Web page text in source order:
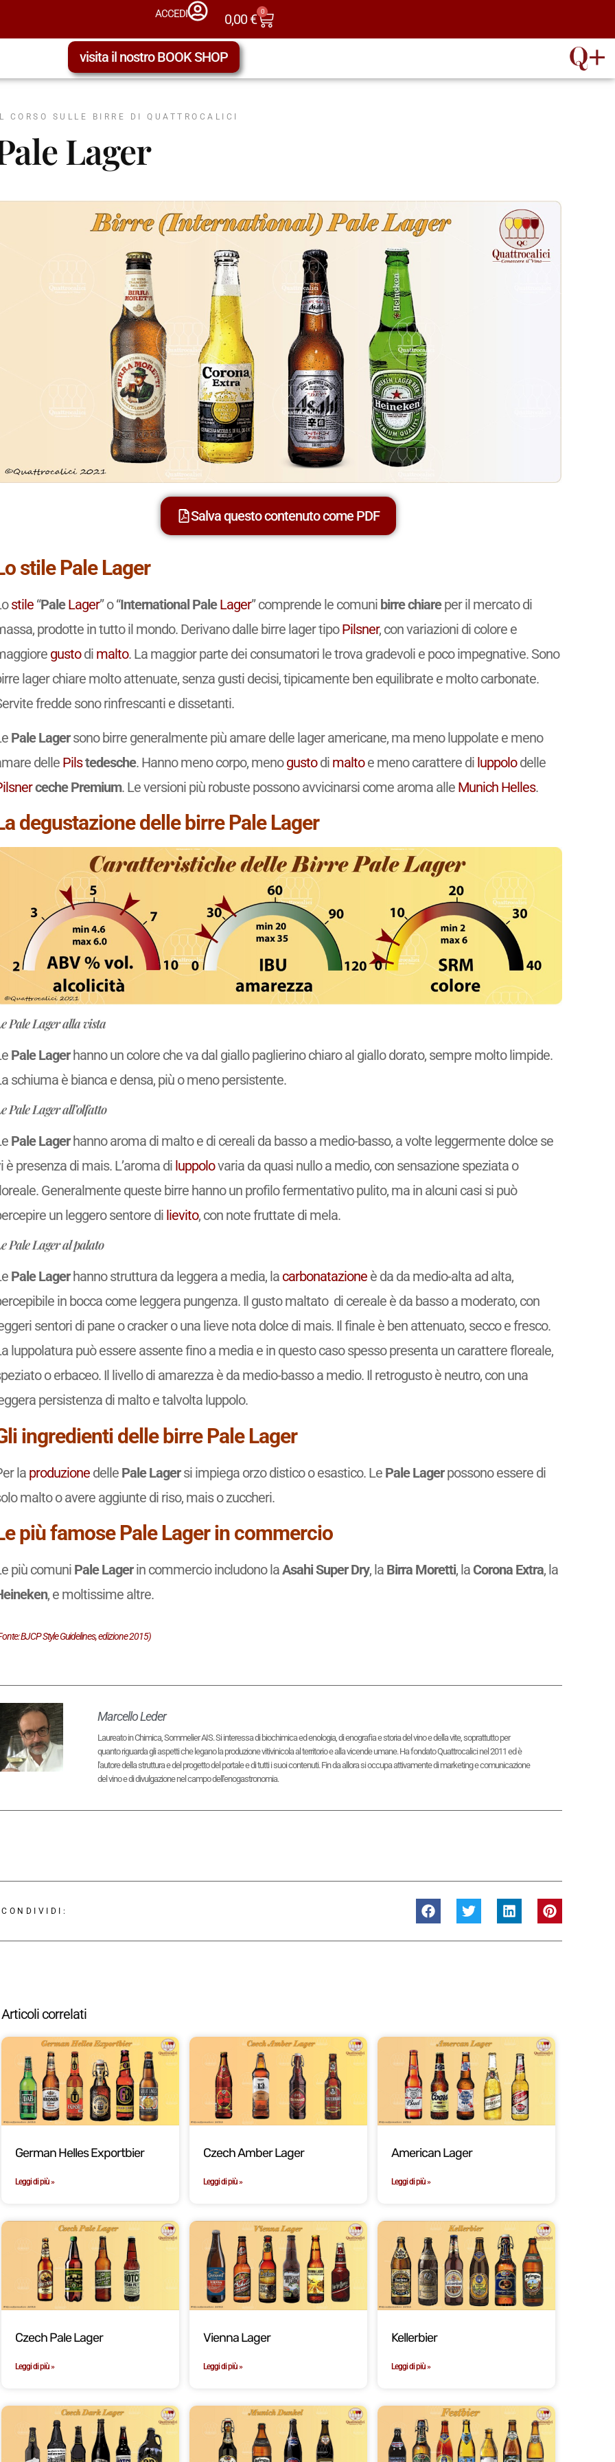
ACCEDI 0,00€ 0
visita il nostro BOOK SHOP
CORSO SULLE BIRRE DI QUATTROCALICI
Lager
Salva questo contenuto come PDF
stile Pale Lager
stile “PaleLager” o “International PaleLager” comprende le comuni birre chiareper il mercato di
prodotte in tutto il mondo. Derivano dalle birre lager tipoPilsner, con variazioni di colore e
gustodi malto. La maggior parte dei consumatori le trova gradevoli e poco impegnative. Sono
lager chiare molto attenuate, senza gusti decisi, tipicamente ben equilibrate e molto carbonate.
fredde sono rinfrescanti e dissetanti.
Pale Lagersono birre generalmente più amare delle lager americane, ma meno luppolate e meno
delle Pilstedesche. Hanno meno corpo, menogustodi maltoe meno carattere di luppolodelle
ceche Premium. Le versioni più robuste possono avvicinarsi come aroma alle Munich Helles.
degustazione delle birre Pale Lager
Pale Lager alla vista
Pale Lagerhanno un colore che va dal giallo paglierino chiaro al giallo dorato, sempre molto limpide.
schiuma è bianca e densa, più o meno persistente.
Pale Lager all’olfatto
Pale Lagerhanno aroma di malto e di cereali da basso a medio-basso, a volte leggermente dolce se
è presenza di mais. L’aroma di luppolovaria da quasi nullo a medio, con sensazione speziata o
Generalmente queste birre hanno un profilo fermentativo pulito, ma in alcuni casi si può
un leggero sentore di lievito, con note fruttate di mela.
Pale Lager al palato
Pale Lagerhanno struttura da leggera a media, la carbonatazione è da da medio-alta ad alta,
in bocca come leggera pungenza. Il gusto maltato di cereale è da basso a moderato, con
sentori di pane o cracker o una lieve nota dolce di mais. Il finale è ben attenuato, secco e fresco.
luppolatura può essere assente fino a media e in questo caso spesso presenta un carattere floreale,
o erbaceo. Il livello di amarezza è da medio-basso a medio. Il retrogusto è neutro, con una
persistenza di malto e talvolta luppolo.
ingredienti delle birre Pale Lager
la produzione delle Pale Lagersi impiega orzo distico o esastico. Le Pale Lagerpossono essere di
malto o avere aggiunte di riso, mais o zuccheri.
più famose Pale Lager in commercio
più comuni Pale Lagerin commercio includono laAsahi Super Dry, la Birra Moretti, la Corona Extra, la
, e moltissime altre.
BJCP Style Guidelines, edizione 2015)
Marcello Leder
Laureato in Chimica, Sommelier AIS. Si interessa di biochimica ed enologia, di enografia e storia del vino e della vite, soprattutto per
quanto riguarda gli aspetti che legano la produzione vitivinicola al territorio e alla vicende umane. Ha fondato Quattrocalici nel 2011 ed è
l'autore della struttura e del progetto del portale e di tutti i suoi contenuti. Fin da allora si occupa attivamente di marketing e comunicazione
del vino e di divulgazione nel campo dell'enogastronomia.
CONDIVIDI:
Articoli correlati
German Helles Exportbier
Leggi di più »
Czech Amber Lager
Leggi di più »
American Lager
Leggi di più »
Czech Pale Lager
Leggi di più »
Vienna Lager
Leggi di più »
Kellerbier
Leggi di più »